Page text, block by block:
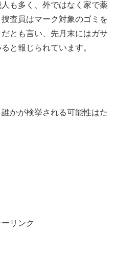
も多く、外ではなく家で薬
査員はマーク対象のゴミを
とも言い、先月末にはガサ
と報じられています。
かが検挙される可能性はた
リンク